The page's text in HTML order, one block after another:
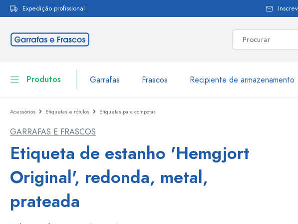
Saltar para a navegação principal
Expedição profissional
Produtos Garrafas Frascos Recipiente de armazenamento
Garrafas
Recipiente de armazenamento
Louça de mesa
Ir para categoria Garrafas
Garrafas por marca
Garrafas WECK
Garrafas por função
Acessórios Etiquetas e rótulos Etiquetas para compotas
GARRAFAS E FRASCOS
Etiqueta de estanho 'Hemgjort
Original', redonda, metal,
prateada